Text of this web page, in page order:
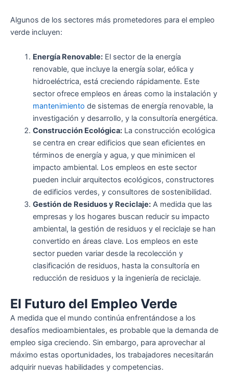
Algunos de los sectores más prometedores para el empleo
verde incluyen:
Energía Renovable:El sector de la energía
renovable, que incluye la energía solar, eólica y
hidroeléctrica, está creciendo rápidamente. Este
sector ofrece empleos en áreas como la instalación y
mantenimiento de sistemas de energía renovable, la
investigación y desarrollo, y la consultoría energética.
Construcción Ecológica:La construcción ecológica
se centra en crear edificios que sean eficientes en
términos de energía y agua, y que minimicen el
impacto ambiental. Los empleos en este sector
pueden incluir arquitectos ecológicos, constructores
de edificios verdes, y consultores de sostenibilidad.
Gestión de Residuos y Reciclaje:A medida que las
empresas y los hogares buscan reducir su impacto
ambiental, la gestión de residuos y el reciclaje se han
convertido en áreas clave. Los empleos en este
sector pueden variar desde la recolección y
clasificación de residuos, hasta la consultoría en
reducción de residuos y la ingeniería de reciclaje.
El Futuro del Empleo Verde
A medida que el mundo continúa enfrentándose a los
desafíos medioambientales, es probable que la demanda de
empleo siga creciendo. Sin embargo, para aprovechar al
máximo estas oportunidades, los trabajadores necesitarán
adquirir nuevas habilidades y competencias.